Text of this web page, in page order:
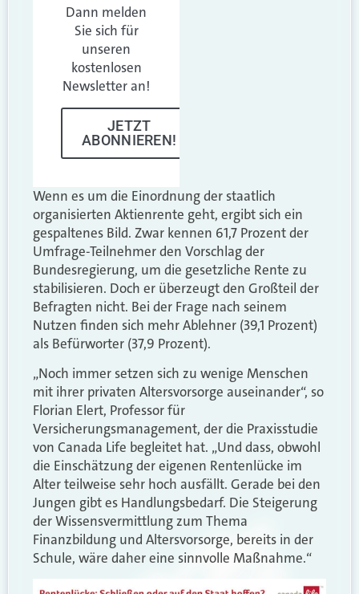
Dann melden
Sie sich für
unseren
kostenlosen
Newsletter an!
JETZT
ABONNIEREN!
Wenn es um die Einordnung der staatlich
organisierten Aktienrente geht, ergibt sich ein
gespaltenes Bild. Zwar kennen 61,7 Prozent der
Umfrage-Teilnehmer den Vorschlag der
Bundesregierung, um die gesetzliche Rente zu
stabilisieren. Doch er überzeugt den Großteil der
Befragten nicht. Bei der Frage nach seinem
Nutzen finden sich mehr Ablehner (39,1 Prozent)
als Befürworter (37,9 Prozent).
„Noch immer setzen sich zu wenige Menschen
mit ihrer privaten Altersvorsorge auseinander“, so
Florian Elert, Professor für
Versicherungsmanagement, der die Praxisstudie
von Canada Life begleitet hat. „Und dass, obwohl
die Einschätzung der eigenen Rentenlücke im
Alter teilweise sehr hoch ausfällt. Gerade bei den
Jungen gibt es Handlungsbedarf. Die Steigerung
der Wissensvermittlung zum Thema
Finanzbildung und Altersvorsorge, bereits in der
Schule, wäre daher eine sinnvolle Maßnahme.“